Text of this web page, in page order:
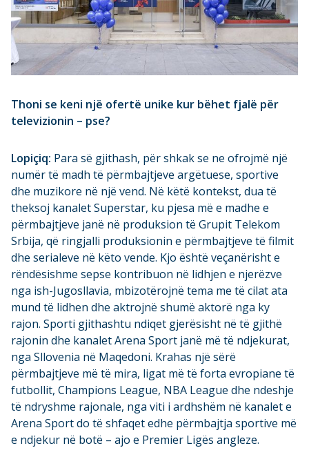
Thoni se keni një ofertë unike kur bëhet fjalë për
televizionin – pse?
Lopiçiq: Para së gjithash, për shkak se ne ofrojmë një
numër të madh të përmbajtjeve argëtuese, sportive
dhe muzikore në një vend. Në këtë kontekst, dua të
theksoj kanalet Superstar, ku pjesa më e madhe e
përmbajtjeve janë në produksion të Grupit Telekom
Srbija, që ringjalli produksionin e përmbajtjeve të filmit
dhe serialeve në këto vende. Kjo është veçanërisht e
rëndësishme sepse kontribuon në lidhjen e njerëzve
nga ish-Jugosllavia, mbizotërojnë tema me të cilat ata
mund të lidhen dhe aktrojnë shumë aktorë nga ky
rajon. Sporti gjithashtu ndiqet gjerësisht në të gjithë
rajonin dhe kanalet Arena Sport janë më të ndjekurat,
nga Sllovenia në Maqedoni. Krahas një sërë
përmbajtjeve më të mira, ligat më të forta evropiane të
futbollit, Champions League, NBA League dhe ndeshje
të ndryshme rajonale, nga viti i ardhshëm në kanalet e
Arena Sport do të shfaqet edhe përmbajtja sportive më
e ndjekur në botë – ajo e Premier Ligës angleze.